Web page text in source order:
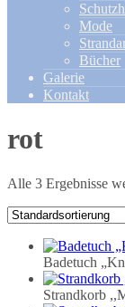
Mode
Bücher
Galerie
Kontakt
rot
Alle 3 Ergebnisse
Badetuch
Strandkorb